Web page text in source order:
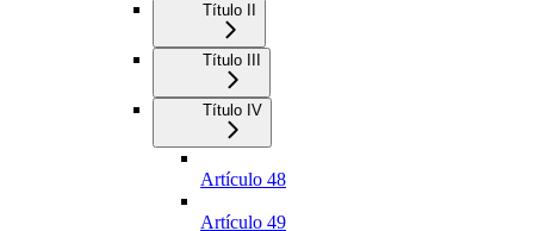
Título II
Título III
Título IV
Artículo 48
Artículo 49